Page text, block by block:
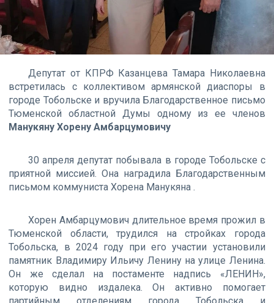
Депутат от КПРФ Казанцева Тамара Николаевна
встретилась с коллективом армянской диаспоры в
городе Тобольске и вручила Благодарственное письмо
Тюменской областной Думы одному из ее членов
Манукяну Хорену Амбарцумовичу
30 апреля депутат побывала в городе Тобольске с
приятной миссией. Она наградила Благодарственным
письмом коммуниста Хорена Манукяна .
Хорен Амбарцумович длительное время прожил в
Тюменской области, трудился на стройках города
Тобольска, в 2024 году при его участии установили
памятник Владимиру Ильичу Ленину на улице Ленина.
Он же сделал на постаменте надпись «ЛЕНИН»,
которую видно издалека. Он активно помогает